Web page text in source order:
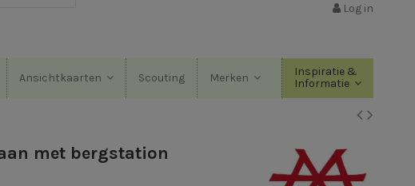
Log in
Ansichtkaarten Scouting Merken
Inspiratie &
Informatie
met bergstation